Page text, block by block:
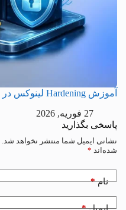
آموزش Hardening لینوکس در 20 قدم عملی
27 فوریه, 2026
پاسخی بگذارید
نشانی ایمیل شما منتشر نخواهد شد.
شده‌اند *
نام*
*